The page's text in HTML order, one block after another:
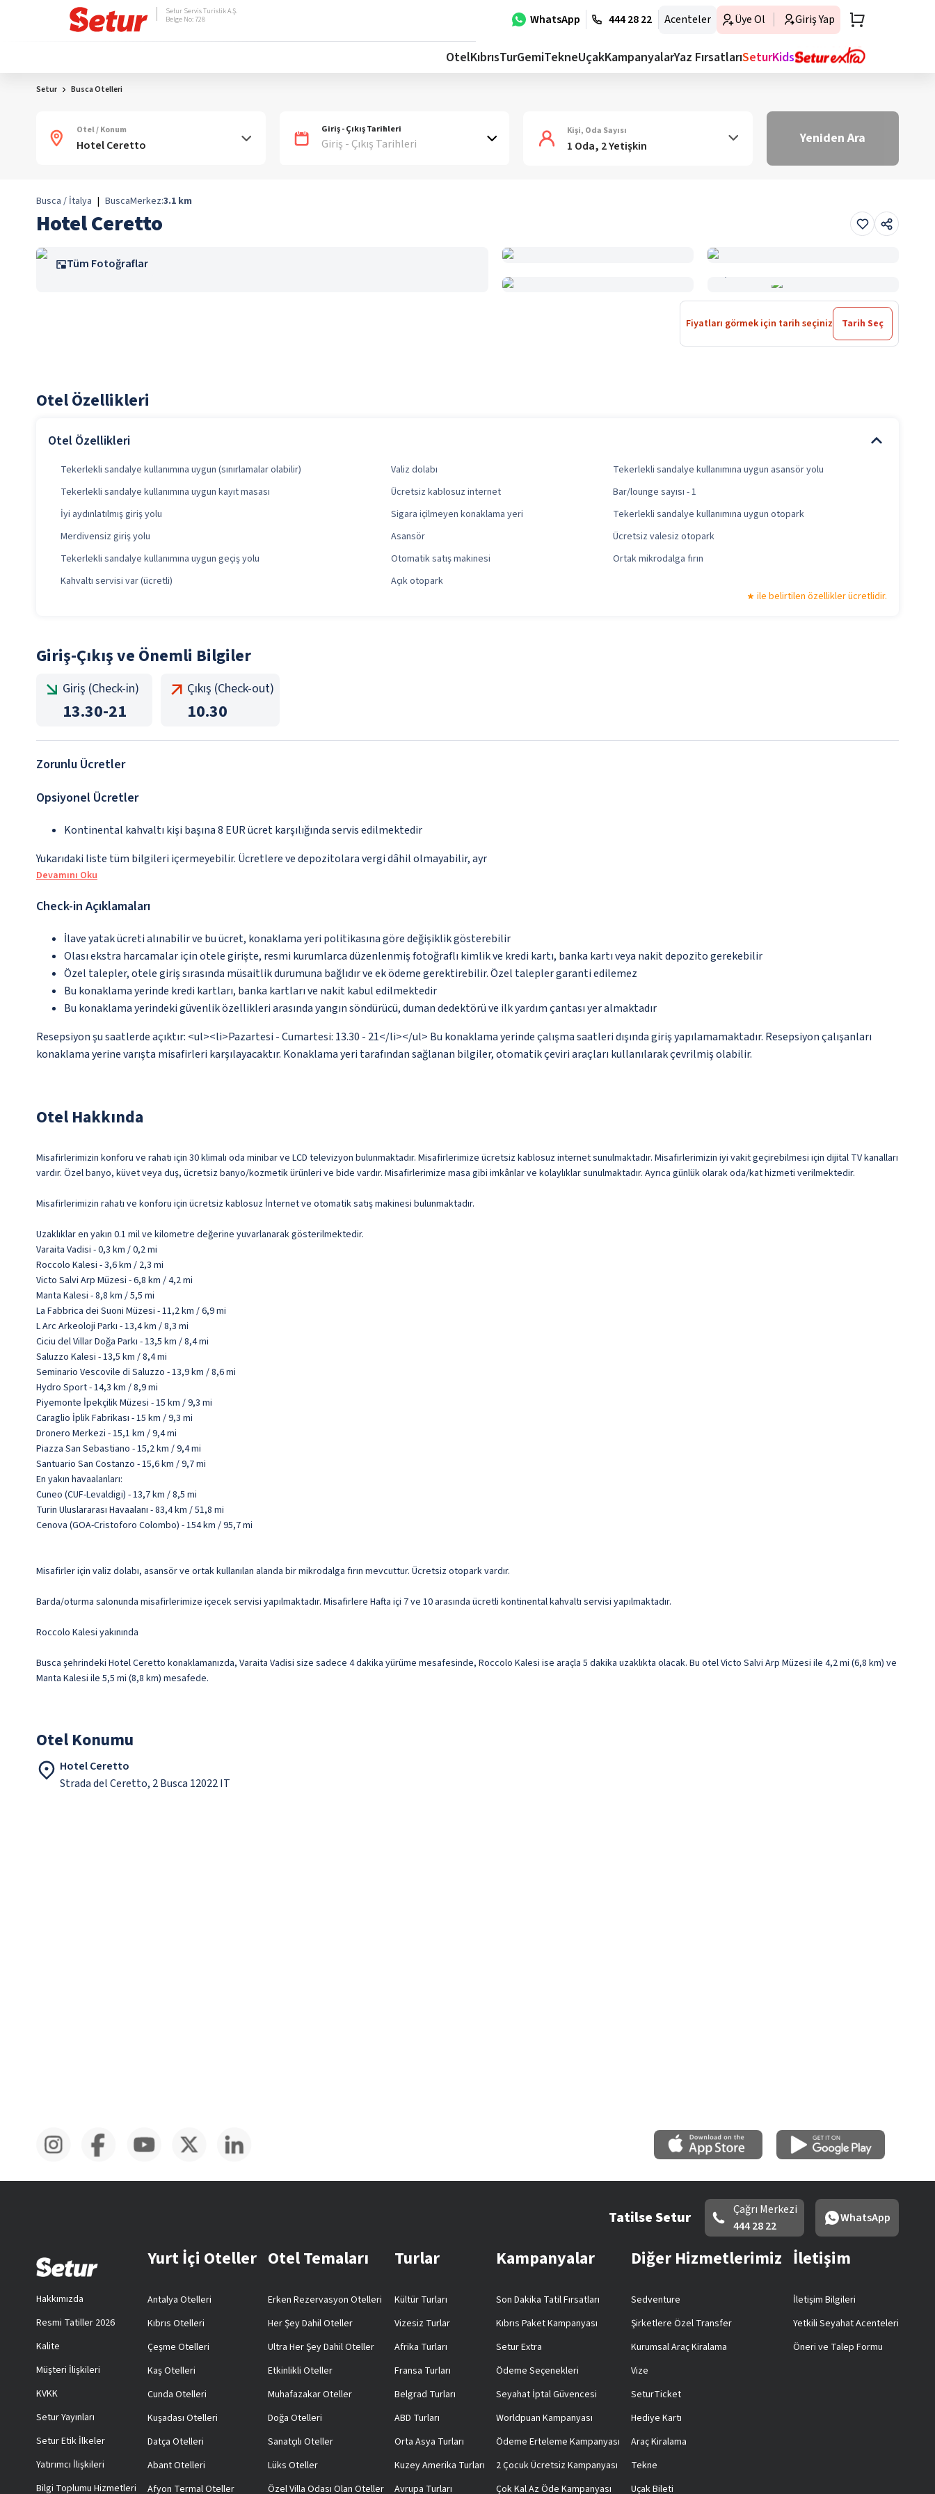
WhatsApp 444 28 22 Acenteler Üye Ol Giriş Yap
Setur Servis Turistik A.Ş.
Belge No: 728
OtelKıbrısTurGemiTekneUçakKampanyalarYaz FırsatlarıSeturKids
Setur Busca Otelleri
Otel / Konum Giriş - Çıkış Tarihleri
Giriş - Çıkış Tarihleri
Kişi, Oda Sayısı
1 Oda, 2 Yetişkin Yeniden Ara
Busca / İtalya | BuscaMerkez:3.1 km
Hotel Ceretto
Tüm Fotoğraflar
Fiyatları görmek için tarih seçiniz Tarih Seç
Otel Özellikleri
Otel Özellikleri
Tekerlekli sandalye kullanımına uygun (sınırlamalar olabilir) Valiz dolabı
Tekerlekli sandalye kullanımına uygun asansör yolu
Tekerlekli sandalye kullanımına uygun kayıt masası
Ücretsiz kablosuz internet
Bar/lounge sayısı - 1
İyi aydınlatılmış giriş yolu
Sigara içilmeyen konaklama yeri
Tekerlekli sandalye kullanımına uygun otopark
Merdivensiz giriş yolu
Asansör
Ücretsiz valesiz otopark
Tekerlekli sandalye kullanımına uygun geçiş yolu
Otomatik satış makinesi
Ortak mikrodalga fırın
Kahvaltı servisi var (ücretli)
Açık otopark
ile belirtilen özellikler ücretlidir.
Giriş-Çıkış ve Önemli Bilgiler
Giriş (Check-in)
13.30-21
Çıkış (Check-out)
10.30
Zorunlu Ücretler
Opsiyonel Ücretler
Kontinental kahvaltı kişi başına 8 EUR ücret karşılığında servis edilmektedir
Yukarıdaki liste tüm bilgileri içermeyebilir. Ücretlere ve depozitolara vergi dâhil olmayabilir, ayr
Devamını Oku
Check-in Açıklamaları
İlave yatak ücreti alınabilir ve bu ücret, konaklama yeri politikasına göre değişiklik gösterebilir
Olası ekstra harcamalar için otele girişte, resmi kurumlarca düzenlenmiş fotoğraflı kimlik ve kredi kartı, banka kartı veya nakit depozito gerekebilir
Özel talepler, otele giriş sırasında müsaitlik durumuna bağlıdır ve ek ödeme gerektirebilir. Özel talepler garanti edilemez
Bu konaklama yerinde kredi kartları, banka kartları ve nakit kabul edilmektedir
Bu konaklama yerindeki güvenlik özellikleri arasında yangın söndürücü, duman dedektörü ve ilk yardım çantası yer almaktadır
Resepsiyon şu saatlerde açıktır: <ul><li>Pazartesi - Cumartesi: 13.30 - 21</li></ul> Bu konaklama yerinde çalışma saatleri dışında giriş yapılamamaktadır. Resepsiyon çalışanları
konaklama yerine varışta misafirleri karşılayacaktır. Konaklama yeri tarafından sağlanan bilgiler, otomatik çeviri araçları kullanılarak çevrilmiş olabilir.
Otel Hakkında
Misafirlerimizin konforu ve rahatı için 30 klimalı oda minibar ve LCD televizyon bulunmaktadır. Misafirlerimize ücretsiz kablosuz internet sunulmaktadır. Misafirlerimizin iyi vakit geçirebilmesi için dijital TV kanalları
vardır. Özel banyo, küvet veya duş, ücretsiz banyo/kozmetik ürünleri ve bide vardır. Misafirlerimize masa gibi imkânlar ve kolaylıklar sunulmaktadır. Ayrıca günlük olarak oda/kat hizmeti verilmektedir.
Misafirlerimizin rahatı ve konforu için ücretsiz kablosuz İnternet ve otomatik satış makinesi bulunmaktadır.
Uzaklıklar en yakın 0.1 mil ve kilometre değerine yuvarlanarak gösterilmektedir.
Varaita Vadisi - 0,3 km / 0,2 mi
Roccolo Kalesi - 3,6 km / 2,3 mi
Victo Salvi Arp Müzesi - 6,8 km / 4,2 mi
Manta Kalesi - 8,8 km / 5,5 mi
La Fabbrica dei Suoni Müzesi - 11,2 km / 6,9 mi
L Arc Arkeoloji Parkı - 13,4 km / 8,3 mi
Ciciu del Villar Doğa Parkı - 13,5 km / 8,4 mi
Saluzzo Kalesi - 13,5 km / 8,4 mi
Seminario Vescovile di Saluzzo - 13,9 km / 8,6 mi
Hydro Sport - 14,3 km / 8,9 mi
Piyemonte İpekçilik Müzesi - 15 km / 9,3 mi
Caraglio İplik Fabrikası - 15 km / 9,3 mi
Dronero Merkezi - 15,1 km / 9,4 mi
Piazza San Sebastiano - 15,2 km / 9,4 mi
Santuario San Costanzo - 15,6 km / 9,7 mi
En yakın havaalanları:
Cuneo (CUF-Levaldigi) - 13,7 km / 8,5 mi
Turin Uluslararası Havaalanı - 83,4 km / 51,8 mi
Cenova (GOA-Cristoforo Colombo) - 154 km / 95,7 mi
Misafirler için valiz dolabı, asansör ve ortak kullanılan alanda bir mikrodalga fırın mevcuttur. Ücretsiz otopark vardır.
Barda/oturma salonunda misafirlerimize içecek servisi yapılmaktadır. Misafirlere Hafta içi 7 ve 10 arasında ücretli kontinental kahvaltı servisi yapılmaktadır.
Roccolo Kalesi yakınında
Busca şehrindeki Hotel Ceretto konaklamanızda, Varaita Vadisi size sadece 4 dakika yürüme mesafesinde, Roccolo Kalesi ise araçla 5 dakika uzaklıkta olacak. Bu otel Victo Salvi Arp Müzesi ile 4,2 mi (6,8 km) ve
Manta Kalesi ile 5,5 mi (8,8 km) mesafede.
Otel Konumu
Hotel Ceretto
Strada del Ceretto, 2 Busca 12022 IT
Tatilse Setur
Çağrı Merkezi
444 28 22
WhatsApp
Hakkımızda
Resmi Tatiller 2026
Kalite
Müşteri İlişkileri
KVKK
Setur Yayınları
Setur Etik İlkeler
Yatırımcı İlişkileri
Bilgi Toplumu Hizmetleri
Yurt İçi Oteller
Antalya Otelleri
Kıbrıs Otelleri
Çeşme Otelleri
Kaş Otelleri
Cunda Otelleri
Kuşadası Otelleri
Datça Otelleri
Abant Otelleri
Afyon Termal Oteller
Otel Temaları
Erken Rezervasyon Otelleri
Her Şey Dahil Oteller
Ultra Her Şey Dahil Oteller
Etkinlikli Oteller
Muhafazakar Oteller
Doğa Otelleri
Sanatçılı Oteller
Lüks Oteller
Özel Villa Odası Olan Oteller
Turlar
Kültür Turları
Vizesiz Turlar
Afrika Turları
Fransa Turları
Belgrad Turları
ABD Turları
Orta Asya Turları
Kuzey Amerika Turları
Avrupa Turları
Kampanyalar
Son Dakika Tatil Fırsatları
Kıbrıs Paket Kampanyası
Setur Extra
Ödeme Seçenekleri
Seyahat İptal Güvencesi
Worldpuan Kampanyası
Ödeme Erteleme Kampanyası
2 Çocuk Ücretsiz Kampanyası
Çok Kal Az Öde Kampanyası
Diğer Hizmetlerimiz
Sedventure
Şirketlere Özel Transfer
Kurumsal Araç Kiralama
Vize
SeturTicket
Hediye Kartı
Araç Kiralama
Tekne
Uçak Bileti
İletişim
İletişim Bilgileri
Yetkili Seyahat Acenteleri
Öneri ve Talep Formu